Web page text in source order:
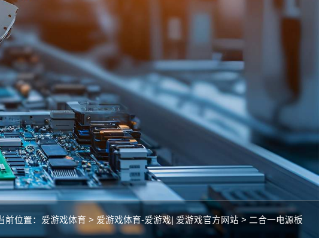
前位置： 爱游戏体育 > 爱游戏体育-爱游戏| 爱游戏官方网站 > 二合一电源板